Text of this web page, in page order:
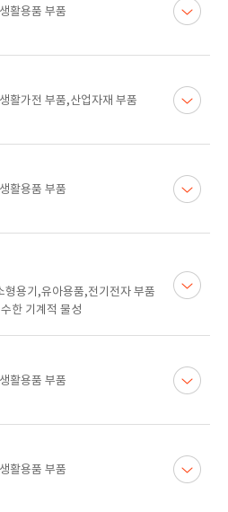
활용품 부품
활가전 부품,산업자재 부품
활용품 부품
형용기,유아용품,전기전자 부품
한 기계적 물성
활용품 부품
활용품 부품